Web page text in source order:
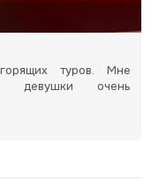
туров. Мне
девушки очень